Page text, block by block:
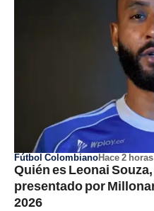
Fútbol ColombianoHace 2 horas
Quién es Leonai
presentado por
2026